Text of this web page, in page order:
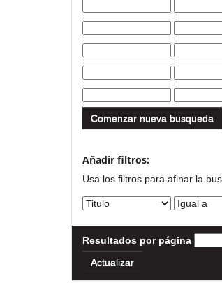
Comenzar nueva busqueda
Añadir filtros:
Usa los filtros para afinar la
Resultados por página